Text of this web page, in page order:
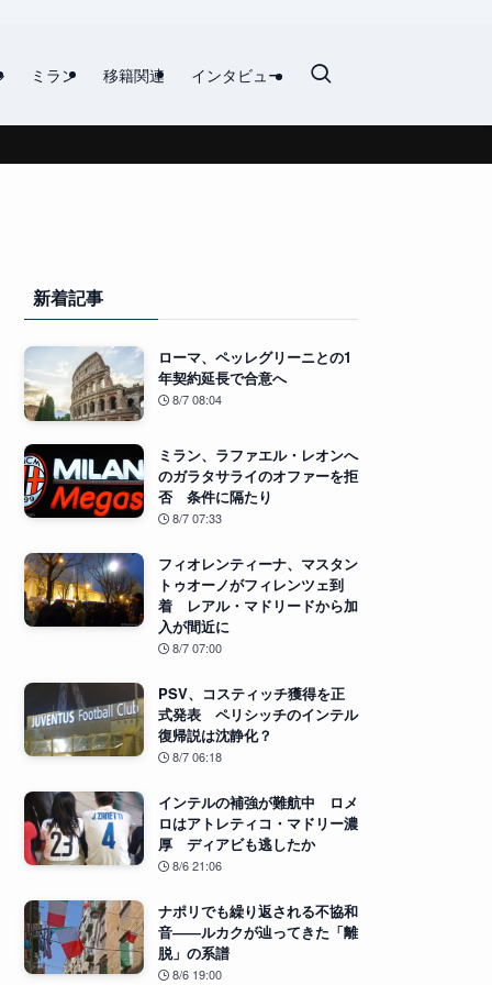
ミラン 移籍関連 インタビュー
新着記事
ローマ、ペッレグリーニとの1
年契約延長で合意へ
8/7 08:04
ミラン、ラファエル・レオンへ
のガラタサライのオファーを拒
否 条件に隔たり
8/7 07:33
フィオレンティーナ、マスタン
トゥオーノがフィレンツェ到
着 レアル・マドリードから加
入が間近に
8/7 07:00
PSV、コスティッチ獲得を正
式発表 ペリシッチのインテル
復帰説は沈静化？
8/7 06:18
インテルの補強が難航中 ロメ
ロはアトレティコ・マドリー濃
厚 ディアビも逃したか
8/6 21:06
ナポリでも繰り返される不協和
音――ルカクが辿ってきた「離
脱」の系譜
8/6 19:00